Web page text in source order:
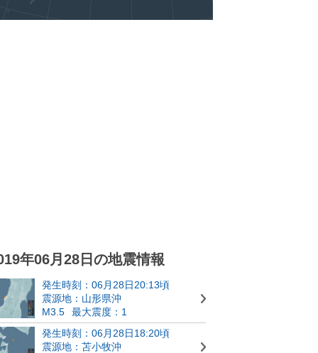
年06月28日の地震情報
発生時刻：06月28日20:13頃
震源地：山形県沖
M3.5
最大震度：1
発生時刻：06月28日18:20頃
震源地：苫小牧沖